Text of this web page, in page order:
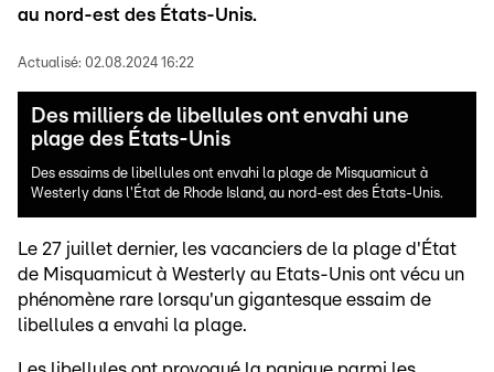
au nord-est des États-Unis.
Actualisé: 02.08.2024 16:22
Des milliers de libellules ont envahi une
plage des États-Unis
Des essaims de libellules ont envahi la plage de Misquamicut à
Westerly dans l'État de Rhode Island, au nord-est des États-Unis.
Le 27 juillet dernier, les vacanciers de la plage d'État
de Misquamicut à Westerly au Etats-Unis ont vécu un
phénomène rare lorsqu'un gigantesque essaim de
libellules a envahi la plage.